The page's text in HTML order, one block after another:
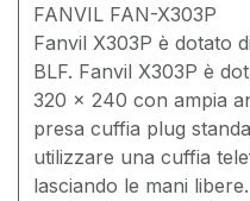
FANVIL FAN-X303P
Fanvil X303P è dotato
BLF. Fanvil X303P è
320 x 240 con ampia
presa cuffia plug
utilizzare una cuffia
lasciando le mani